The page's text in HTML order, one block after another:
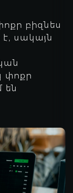
բիզնես
սակայն
փոքր
են